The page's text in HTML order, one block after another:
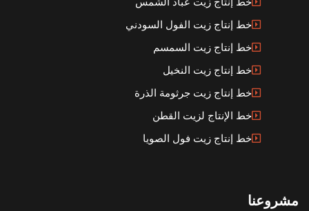
خط إنتاج زيت الفول السودني
خط إنتاج زيت السمسم
خط إنتاج زيت النخيل
خط إنتاج زيت جرثومة الذرة
خط الإنتاج لزيت القطن
خط إنتاج زيت فول الصويا
مشروعنا